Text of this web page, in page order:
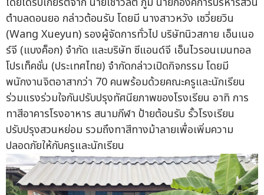
ตำบลดอนยอ กล่าวต้อนรับ โดยมี นางสาวหวัง เซวี่ยยวิน
(Wang Xueyun) รองผู้จัดการทั่วไป บริษัทนิวสกาย เอ็นเนอ
ร์จี (แบงค็อก) จำกัด และบริษัท ซีแอนด์จี เอ็นไวรอนเมนทอล
โปรเท็คชั่น (ประเทศไทย) จำกัดกล่าวเปิดกิจกรรม โดยมี
พนักงานจิตอาสากว่า 70 คนพร้อมด้วยคณะครูและนักเรียน
ร่วมแรงร่วมใจกันปรับปรุงทัศนียภาพของโรงเรียน อาทิ การ
ทาสีอาคารโรงอาหาร สนามกีฬา ป้ายต้อนรับ รั้วโรงเรียน
ปรับปรุงสวนหย่อม รวมถึงทาสีทางม้าลายเพื่อเพิ่มความ
ปลอดภัยให้กับครูและนักเรียน